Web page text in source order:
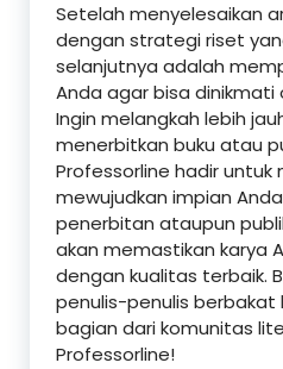
Setelah menyelesaikan
dengan strategi riset
selanjutnya adalah
Anda agar bisa dinikmati
Ingin melangkah lebih
menerbitkan buku atau
Professorline hadir
mewujudkan impian
penerbitan ataupun
akan memastikan karya
dengan kualitas terbaik.
penulis-penulis berbakat
bagian dari komunitas
Professorline!